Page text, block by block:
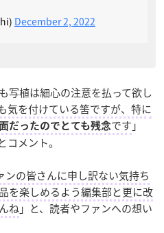
December 2, 2022
写植は細心の注意を払って欲し
気を付けている筈ですが、特に
だったのでとても残念です 」
コメント。
ンの皆さんに申し訳ない気持ち
を楽しめるよう編集部と更に改
ね」と、読者やファンへの想い